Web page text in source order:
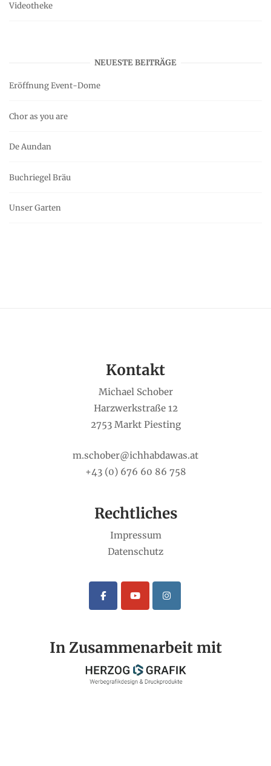
Videotheke
NEUESTE BEITRÄGE
Eröffnung Event-Dome
Chor as you are
De Aundan
Buchriegel Bräu
Unser Garten
Kontakt
Michael Schober
Harzwerkstraße 12
2753 Markt Piesting
m.schober@ichhabdawas.at
+43 (0) 676 60 86 758
Rechtliches
Impressum
Datenschutz
In Zusammenarbeit mit